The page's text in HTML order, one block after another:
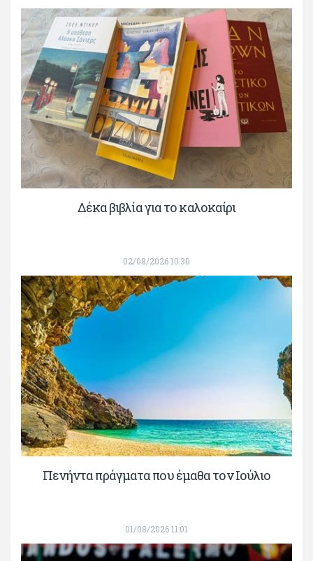
Δέκα βιβλία για το καλοκαίρι
02/08/2026 10:30
Πενήντα πράγματα που έμαθα τον Ιούλιο
01/08/2026 11:01